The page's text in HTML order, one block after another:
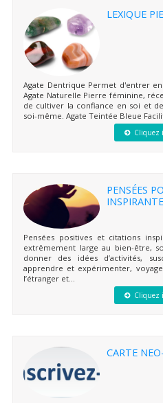
LEXIQUE
Agate Dentrique Permet d'entrer
Agate Naturelle Pierre féminine,
de cultiver la confiance en soi et
soi-même. Agate Teintée Bleue
Cliquez
PENSÉES
Pensées positives et citations
extrêmement large au bien-être,
donner des idées d’activités,
apprendre et expérimenter,
l’étranger et...
Cliquez
CARTE